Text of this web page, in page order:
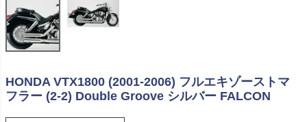
HONDA VTX1800 (2001-2006) フルエキゾーストマ
フラー (2-2) Double Groove シルバー FALCON